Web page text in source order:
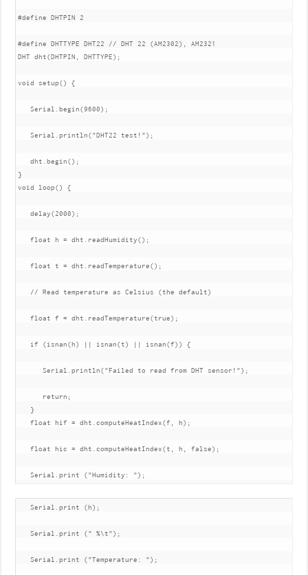
#define DHTPIN 2
#define DHTTYPE DHT22 // DHT 22 (AM2302), AM2321
DHT dht(DHTPIN, DHTTYPE);
void setup() {
Serial.begin(9600);
Serial.println("DHT22 test!");
dht.begin();
}
void loop() {
delay(2000);
float h = dht.readHumidity();
float t = dht.readTemperature();
// Read temperature as Celsius (the default)
float f = dht.readTemperature(true);
if (isnan(h) || isnan(t) || isnan(f)) {
Serial.println("Failed to read from DHT sensor!");
return;
}
float hif = dht.computeHeatIndex(f, h);
float hic = dht.computeHeatIndex(t, h, false);
Serial.print ("Humidity: ");
Serial.print (h);
Serial.print (" %\t");
Serial.print ("Temperature: ");